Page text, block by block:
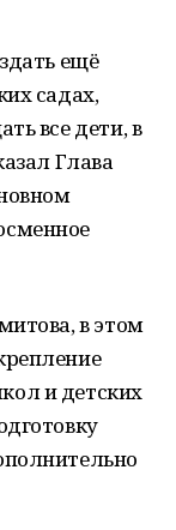
ещё
садах,
все дети, в
Глава
в этом
и детских